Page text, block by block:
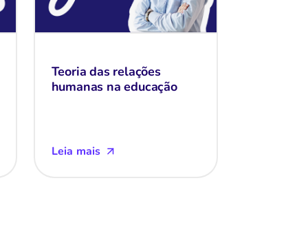
Teoria das relações
humanas na educação
Leia mais